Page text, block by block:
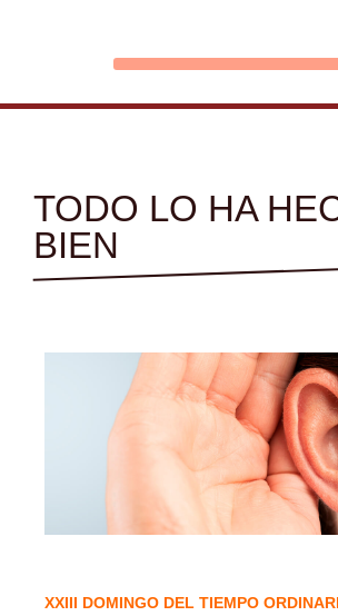
TODO LO HA
BIEN
XXIII DOMINGO DEL TIEMPO